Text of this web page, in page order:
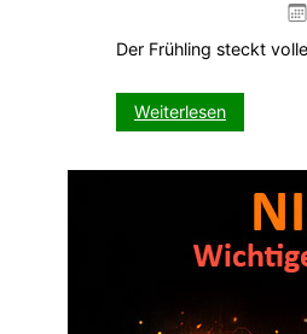
Der Frühling steckt
Weiterlesen:
Plug
Play:
Frühlings-
Promo
zum
Einbinden